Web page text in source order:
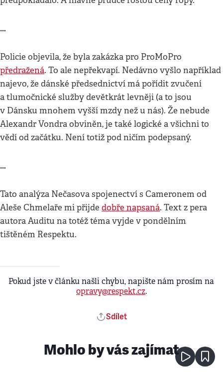
…
Policie objevila, že byla zakázka pro ProMoPro
předražená. To ale nepřekvapí. Nedávno vyšlo například
najevo, že dánské předsednictví má pořídit zvučení
a tlumočnické služby devětkrát levněji (a to jsou
v Dánsku mnohem vyšší mzdy než u nás). Že nebude
Alexandr Vondra obviněn, je také logické a všichni to
vědí od začátku. Není totiž pod ničím podepsaný.
…
Tato analýza Nečasova spojenectví s Cameronem od
Aleše Chmelaře mi přijde dobře napsaná. Text z pera
autora Auditu na totéž téma vyjde v pondělním
tištěném Respektu.
Pokud jste v článku našli chybu, napište nám prosím na
opravy@respekt.cz.
Sdílet
Mohlo by vás zajímat